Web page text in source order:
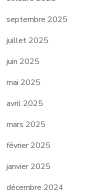
septembre 2025
juillet 2025
juin 2025
mai 2025
avril 2025
mars 2025
février 2025
janvier 2025
décembre 2024